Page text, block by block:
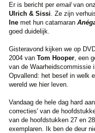
Er is bericht per emailvan
Ulrich & Sissi . Ze zijn
Inemet hun catamaran
goed duidelijk.
Gisteravond kijken we op
2004 van Tom Hooper, een
van de Waarheidscommissie
Opvallend: het besef in welk
wereld we hier leven.
Vandaag de hele dag hard
correcties' van de
van de hoofdstukken 27 en
exemplaren. Ik ben de deur